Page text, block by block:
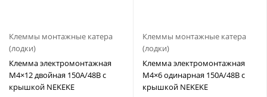
Клеммы монтажные катера
(лодки)
Клемма электромонтажная
M4×12 двойная 150А/48В с
крышкой NEKEKE
Клеммы монтажные катера
(лодки)
Клемма электромонтажная
M4×6 одинарная 150А/48В с
крышкой NEKEKE